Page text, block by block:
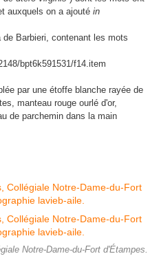
auxquels on a ajouté in
Barbieri, contenant les mots
bpt6k591531/f14.item
par une étoffe blanche rayée de
manteau rouge ourlé d'or,
de parchemin dans la main
Notre-Dame-du-Fort d'Étampes.